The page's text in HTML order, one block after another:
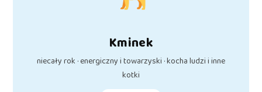
Kminek
niecały rok · energiczny i towarzyski · kocha ludzi i inne
kotki